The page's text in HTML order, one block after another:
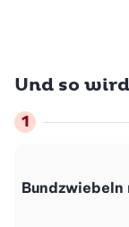
Und so
Bundzwiebeln